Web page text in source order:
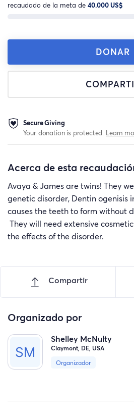
recaudado de la meta de 40.000 US$
DONAR
Secure Giving
Your donation is protected. Learn
Acerca de esta
Avaya & James are twins! They
genetic disorder, Dentin ogenisis
causes the teeth to form without
They will need extensive
the effects of the disorder.
Compartir
Organizado por
Shelley McNulty
Claymont, DE, USA
Organizador